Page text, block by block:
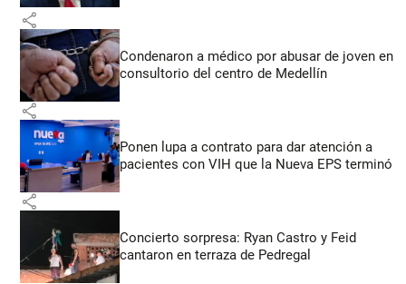
share
Condenaron a médico por abusar de joven en
consultorio del centro de Medellín
share
Ponen lupa a contrato para dar atención a
pacientes con VIH que la Nueva EPS terminó
share
Concierto sorpresa: Ryan Castro y Feid
cantaron en terraza de Pedregal